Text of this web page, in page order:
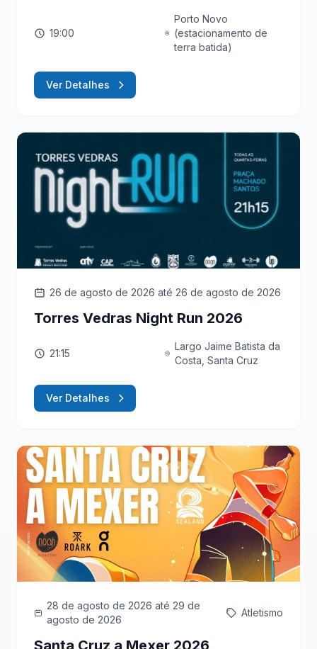
19:00
Porto Novo
(estacionamento de
terra batida)
Ver Detalhes
26 de agosto de 2026 até 26 de agosto de 2026
Torres Vedras Night Run 2026
21:15
Largo Jaime Batista da
Costa, Santa Cruz
Ver Detalhes
28 de agosto de 2026 até 29 de
agosto de 2026
Atletismo
Santa Cruz a Mexer 2026